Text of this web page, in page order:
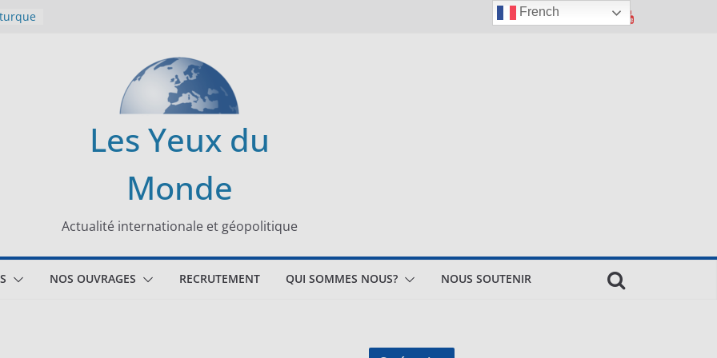
Les Yeux du
Monde
Actualité internationale et géopolitique
NOS OUVRAGES RECRUTEMENT QUI SOMMES NOUS? NOUS SOUTENIR
French